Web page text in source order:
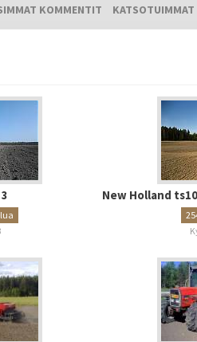
KOMMENTIT KATSOTUIMMAT
New Holland